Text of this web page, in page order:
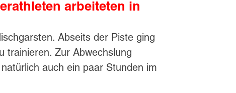
arbeiteten in
Abseits der Piste ging
trainieren. Zur Abwechslung
auch ein paar Stunden im